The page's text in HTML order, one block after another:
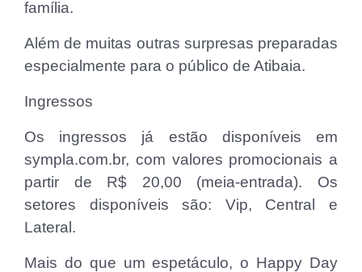
família.
Além de muitas outras surpresas preparadas
especialmente para o público de Atibaia.
Ingressos
Os ingressos já estão disponíveis em
sympla.com.br, com valores promocionais a
partir de R$ 20,00 (meia-entrada). Os
setores disponíveis são: Vip, Central e
Lateral.
Mais do que um espetáculo, o Happy Day